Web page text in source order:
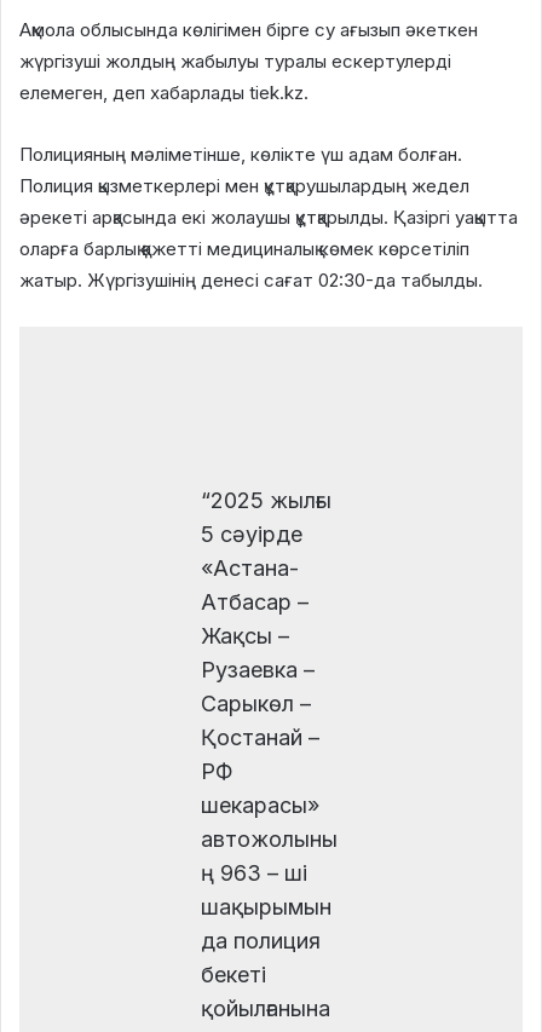
Ақмола облысында көлігімен бірге су ағызып әкеткен
жүргізуші жолдың жабылуы туралы ескертулерді
елемеген, деп хабарлады tiek.kz.
Полицияның мәліметінше, көлікте үш адам болған.
Полиция қызметкерлері мен құтқарушылардың жедел
әрекеті арқасында екі жолаушы құтқарылды. Қазіргі уақытта
оларға барлық қажетті медициналық көмек көрсетіліп
жатыр. Жүргізушінің денесі сағат 02:30-да табылды.
“2025 жылғы
5 сәуірде
«Астана-
Атбасар –
Жақсы –
Рузаевка –
Сарыкөл –
Қостанай –
РФ
шекарасы»
автожолыны
ң 963 – ші
шақырымын
да полиция
бекеті
қойылғанына